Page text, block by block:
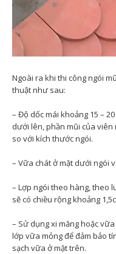
Ngoài ra khi thi công ngói
thuật như sau:
– Độ dốc mái khoảng 15 –
dưới lên, phần mũi của
so với kích thước ngói.
– Vữa chát ở mặt dưới ngói
– Lợp ngói theo hàng, theo
sẽ có chiều rộng khoảng
– Sử dụng xi măng hoặc
lớp vữa mỏng để đảm bảo
sạch vữa ở mặt trên.